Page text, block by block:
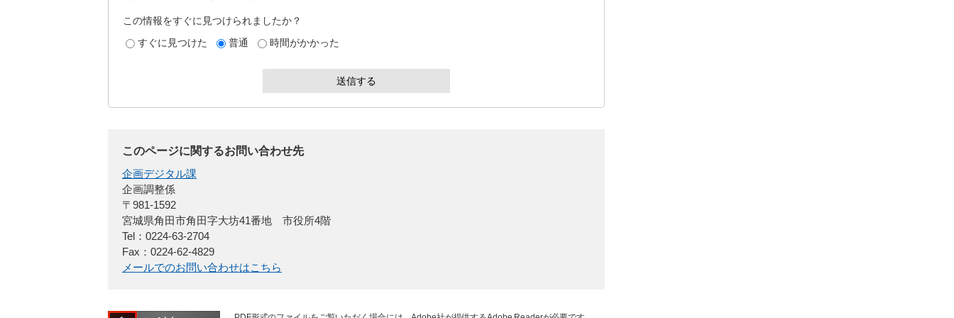
この情報をすぐに見つけられましたか？
すぐに見つけた
普通 時間がかかった
このページに関するお問い合わせ先
企画デジタル課
企画調整係
〒981-1592
宮城県角田市角田字大坊41番地 市役所4階
Tel：0224-63-2704
Fax：0224-62-4829
メールでのお問い合わせはこちら